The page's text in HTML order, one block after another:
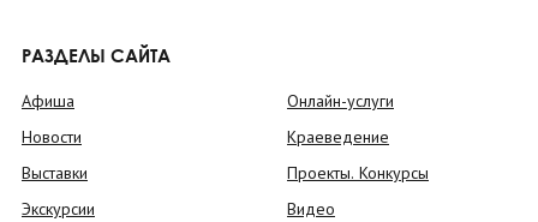
РАЗДЕЛЫ САЙТА
Афиша
Новости
Выставки
Экскурсии
Онлайн-услуги
Краеведение
Проекты. Конкурсы
Видео